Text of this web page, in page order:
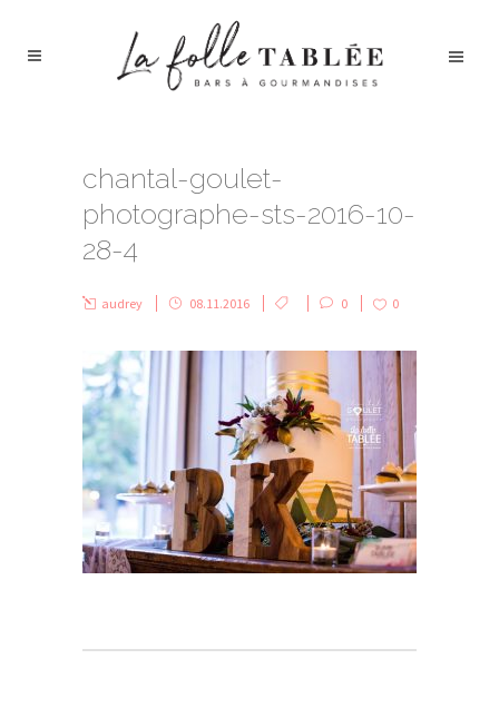
chantal-goulet-
photographe-sts-2016-10-
28-4
audrey 08.11.2016 0 0